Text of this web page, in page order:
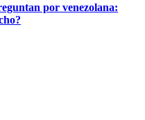
por venezolana: